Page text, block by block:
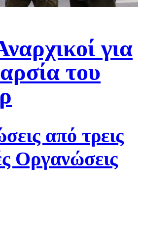
για
του
από τρεις
Οργανώσεις